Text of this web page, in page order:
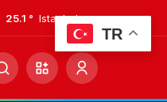
25.1 ° Istanbul
TR